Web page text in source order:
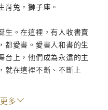
肖兔，獅子座。
生。在這裡，有人收書賣
都愛書。愛書人和書的生
台上，他們成為永遠的主
就在這裡不斷、不斷上
切的努力。書店關門，我
脫。」石芳瑜的「永楽
多